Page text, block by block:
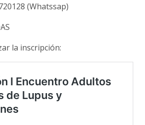
(Whatssap)
la inscripción: